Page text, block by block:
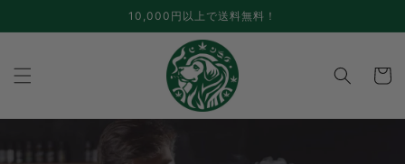
進む
10,000円以上で送料無料！
ー